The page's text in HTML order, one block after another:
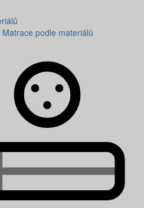
podle materiálů